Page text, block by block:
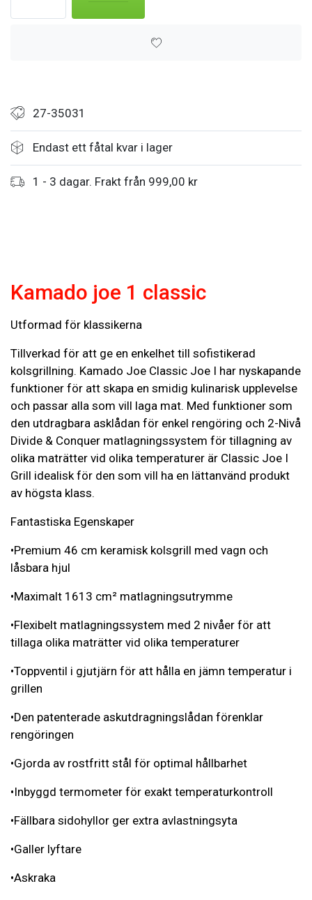
27-35031
Endast ett fåtal kvar i lager
1 - 3 dagar. Frakt från 999,00 kr
Kamado joe 1 classic
Utformad för klassikerna
Tillverkad för att ge en enkelhet till sofistikerad
kolsgrillning. Kamado Joe Classic Joe I har nyskapande
funktioner för att skapa en smidig kulinarisk upplevelse
och passar alla som vill laga mat. Med funktioner som
den utdragbara asklådan för enkel rengöring och 2-Nivå
Divide & Conquer matlagningssystem för tillagning av
olika maträtter vid olika temperaturer är Classic Joe I
Grill idealisk för den som vill ha en lättanvänd produkt
av högsta klass.
Fantastiska Egenskaper
•Premium 46 cm keramisk kolsgrill med vagn och
låsbara hjul
•Maximalt 1613 cm² matlagningsutrymme
•Flexibelt matlagningssystem med 2 nivåer för att
tillaga olika maträtter vid olika temperaturer
•Toppventil i gjutjärn för att hålla en jämn temperatur i
grillen
•Den patenterade askutdragningslådan förenklar
rengöringen
•Gjorda av rostfritt stål för optimal hållbarhet
•Inbyggd termometer för exakt temperaturkontroll
•Fällbara sidohyllor ger extra avlastningsyta
•Galler lyftare
•Askraka